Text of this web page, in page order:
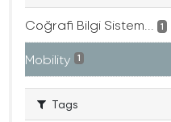
Coğrafi Bilgi Sistem... 1
Mobility 1
Tags